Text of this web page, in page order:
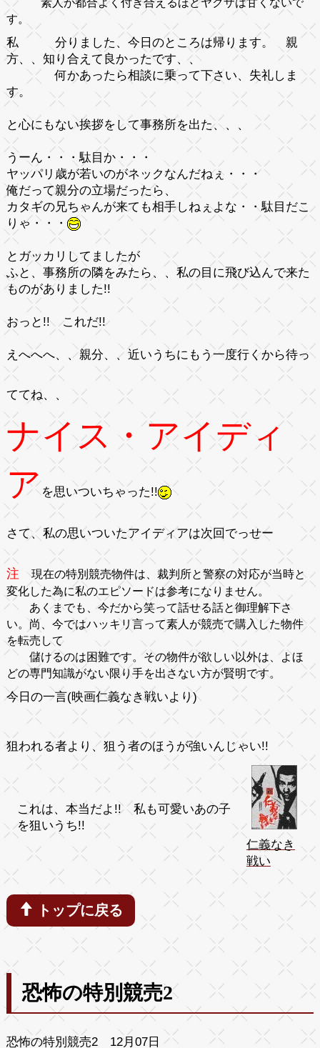
す。
私
分りました、今日のところは帰ります。 親
方、、知り合えて良かったです、、
何かあったら相談に乗って下さい、失礼しま
す。
と心にもない挨拶をして事務所を出た、、、
うーん ・・・駄目か・・・
ヤッパリ歳が若いのがネックなんだねぇ・・・
俺だって親分の立場だったら、
カタギの兄ちゃんが来ても相手しねぇよな・・駄目だこ
りゃ・・・
とガッカリしてましたが
ふと、事務所の隣をみたら、、私の目に飛び込んで来た
ものがありました!!
おっと!!これだ!!
えへへへ、、親分、、近いうちにもう一度行くから待っ
ててね、、
ナイス・アイディ
アを思いついちゃった!!
さて、私の思いついたアイディアは次回でっせー
注
現在の特別競売物件は、裁判所と警察の対応が当時と
変化した為に私のエピソードは参考になりません。
あくまでも、今だから笑って話せる話と御理解下さ
い。尚、今ではハッキリ言って素人が競売で購入した物件
を転売して
儲けるのは困難です。その物件が欲しい以外は、よほ
どの専門知識がない限り手を出さない方が賢明です。
今日の一言(映画仁義なき戦いより)
狙われる者より、狙う者のほうが強いんじゃい!!
これは、本当だよ!! 私も可愛いあの子
を狙いうち!!
仁義なき
戦い
トップに戻る
恐怖の特別競売2
恐怖の特別競売2 12月07日